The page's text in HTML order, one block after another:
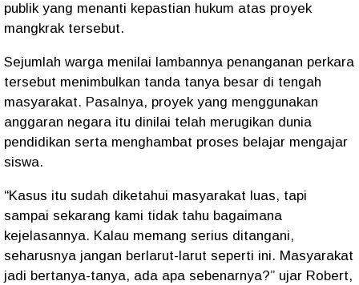
publik yang menanti kepastian hukum atas proyek
mangkrak tersebut.
Sejumlah warga menilai lambannya penanganan perkara
tersebut menimbulkan tanda tanya besar di tengah
masyarakat. Pasalnya, proyek yang menggunakan
anggaran negara itu dinilai telah merugikan dunia
pendidikan serta menghambat proses belajar mengajar
siswa.
“Kasus itu sudah diketahui masyarakat luas, tapi
sampai sekarang kami tidak tahu bagaimana
kejelasannya. Kalau memang serius ditangani,
seharusnya jangan berlarut-larut seperti ini. Masyarakat
jadi bertanya-tanya, ada apa sebenarnya?” ujar Robert,